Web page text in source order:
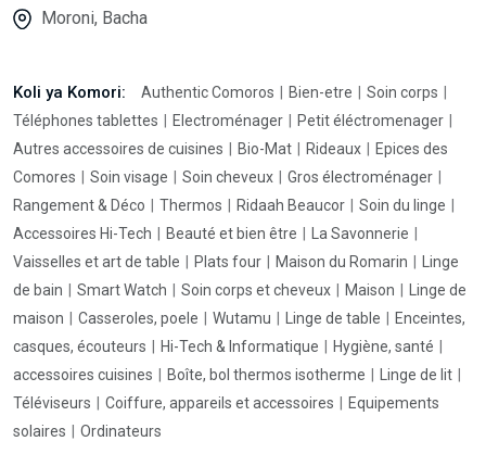
Moroni, Bacha
Koli ya Komori: Authentic Comoros Bien-etre
Soin corps
Téléphones tablettes
Electroménager
Petit éléctromenager
Autres accessoires de cuisines
Bio-Mat Rideaux
Epices des
Comores
Soin visage Soin cheveux
Gros électroménager
Rangement & Déco
Thermos Ridaah Beaucor
Soin du linge
Accessoires Hi-Tech
Beauté et bien être
La Savonnerie
Vaisselles et art de table
Plats four Maison du Romarin
Linge
de bain
Smart Watch Soin corps et cheveux Maison
Linge de
maison
Casseroles, poele Wutamu Linge de table
Enceintes,
casques, écouteurs
Hi-Tech & Informatique
Hygiène, santé
accessoires cuisines
Boîte, bol thermos isotherme
Linge de lit
Téléviseurs
Coiffure, appareils et accessoires
Equipements
solaires
Ordinateurs